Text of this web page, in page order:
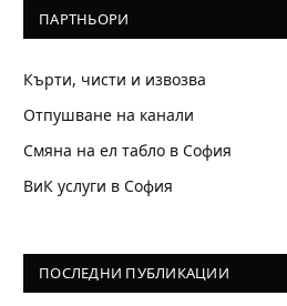
ПАРТНЬОРИ
Кърти, чисти и извозва
Отпушване на канали
Смяна на ел табло в София
ВиК услуги в София
ПОСЛЕДНИ ПУБЛИКАЦИИ